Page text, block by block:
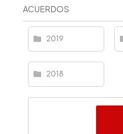
ACUERDOS
2019
2018